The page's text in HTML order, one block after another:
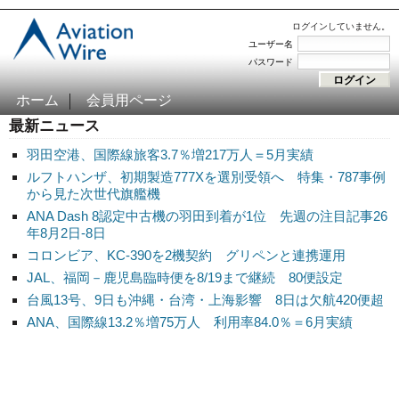
ログインしていません。
ユーザー名
パスワード
ホーム 会員用ページ
最新ニュース
羽田空港、国際線旅客3.7％増217万人＝5月実績
ルフトハンザ、初期製造777Xを選別受領へ 特集・787事例
から見た次世代旗艦機
ANA Dash 8認定中古機の羽田到着が1位 先週の注目記事26
年8月2日-8日
コロンビア、KC-390を2機契約 グリペンと連携運用
JAL、福岡－鹿児島臨時便を8/19まで継続 80便設定
台風13号、9日も沖縄・台湾・上海影響 8日は欠航420便超
ANA、国際線13.2％増75万人 利用率84.0％＝6月実績